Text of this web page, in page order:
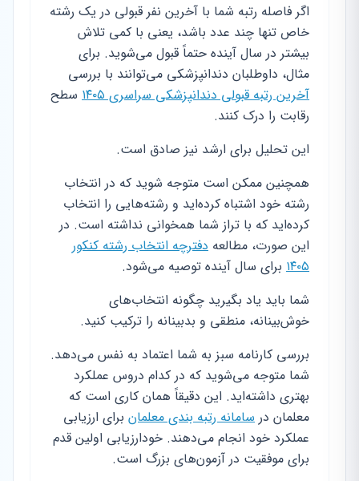
اگر فاصله رتبه شما با آخرین نفر قبولی در یک رشته
خاص تنها چند عدد باشد، یعنی با کمی تلاش
بیشتر در سال آینده حتماً قبول می‌شوید. برای
مثال، داوطلبان دندانپزشکی می‌توانند با بررسی
آخرین رتبه قبولی دندانپزشکی سراسری ۱۴۰۵
سطح
رقابت را درک کنند.
این تحلیل برای ارشد نیز صادق است.
همچنین ممکن است متوجه شوید که در انتخاب
رشته خود اشتباه کرده‌اید و رشته‌هایی را انتخاب
کرده‌اید که با تراز شما همخوانی نداشته است. در
این صورت، مطالعه دفترچه انتخاب رشته کنکور
۱۴۰۵ برای سال آینده توصیه می‌شود.
شما باید یاد بگیرید چگونه انتخاب‌های
خوش‌بینانه، منطقی و بدبینانه را ترکیب کنید.
بررسی کارنامه سبز به شما اعتماد به نفس می‌دهد.
شما متوجه می‌شوید که در کدام دروس عملکرد
بهتری داشته‌اید. این دقیقاً همان کاری است که
معلمان در سامانه رتبه بندی معلمان برای ارزیابی
عملکرد خود انجام می‌دهند. خودارزیابی اولین قدم
برای موفقیت در آزمون‌های بزرگ است.